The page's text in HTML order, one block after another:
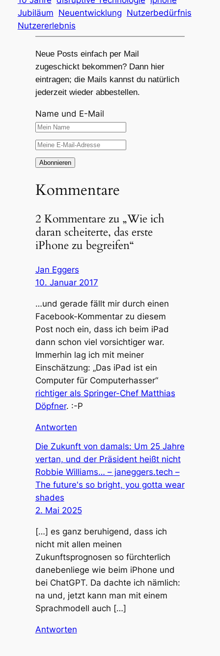
Jubiläum Neuentwicklung Nutzerbedürfnis
Nutzererlebnis
Neue Posts einfach per Mail
zugeschickt bekommen? Dann hier
eintragen; die Mails kannst du natürlich
jederzeit wieder abbestellen.
Name und E-Mail
Kommentare
2 Kommentare zu „Wie ich
daran scheiterte, das erste
iPhone zu begreifen“
Jan Eggers
10. Januar 2017
…und gerade fällt mir durch einen
Facebook-Kommentar zu diesem
Post noch ein, dass ich beim iPad
dann schon viel vorsichtiger war.
Immerhin lag ich mit meiner
Einschätzung: „Das iPad ist ein
Computer für Computerhasser“
richtiger als Springer-Chef Matthias
Döpfner. :-P
Antworten
Die Zukunft von damals: Um 25 Jahre
vertan, und der Präsident heißt nicht
Robbie Williams… – janeggers.tech –
The future's so bright, you gotta wear
shades
2. Mai 2025
[…] es ganz beruhigend, dass ich
nicht mit allen meinen
Zukunftsprognosen so fürchterlich
danebenliege wie beim iPhone und
bei ChatGPT. Da dachte ich nämlich:
na und, jetzt kann man mit einem
Sprachmodell auch […]
Antworten